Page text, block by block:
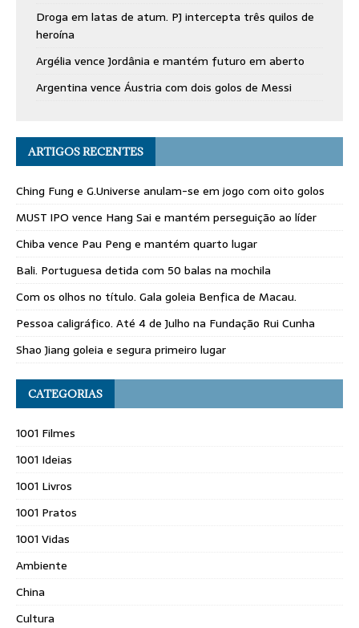
Droga em latas de atum. PJ intercepta três quilos de
heroína
Argélia vence Jordânia e mantém futuro em aberto
Argentina vence Áustria com dois golos de Messi
ARTIGOS RECENTES
Ching Fung e G.Universe anulam-se em jogo com oito golos
MUST IPO vence Hang Sai e mantém perseguição ao líder
Chiba vence Pau Peng e mantém quarto lugar
Bali. Portuguesa detida com 50 balas na mochila
Com os olhos no título. Gala goleia Benfica de Macau.
Pessoa caligráfico. Até 4 de Julho na Fundação Rui Cunha
Shao Jiang goleia e segura primeiro lugar
CATEGORIAS
1001 Filmes
1001 Ideias
1001 Livros
1001 Pratos
1001 Vidas
Ambiente
China
Cultura